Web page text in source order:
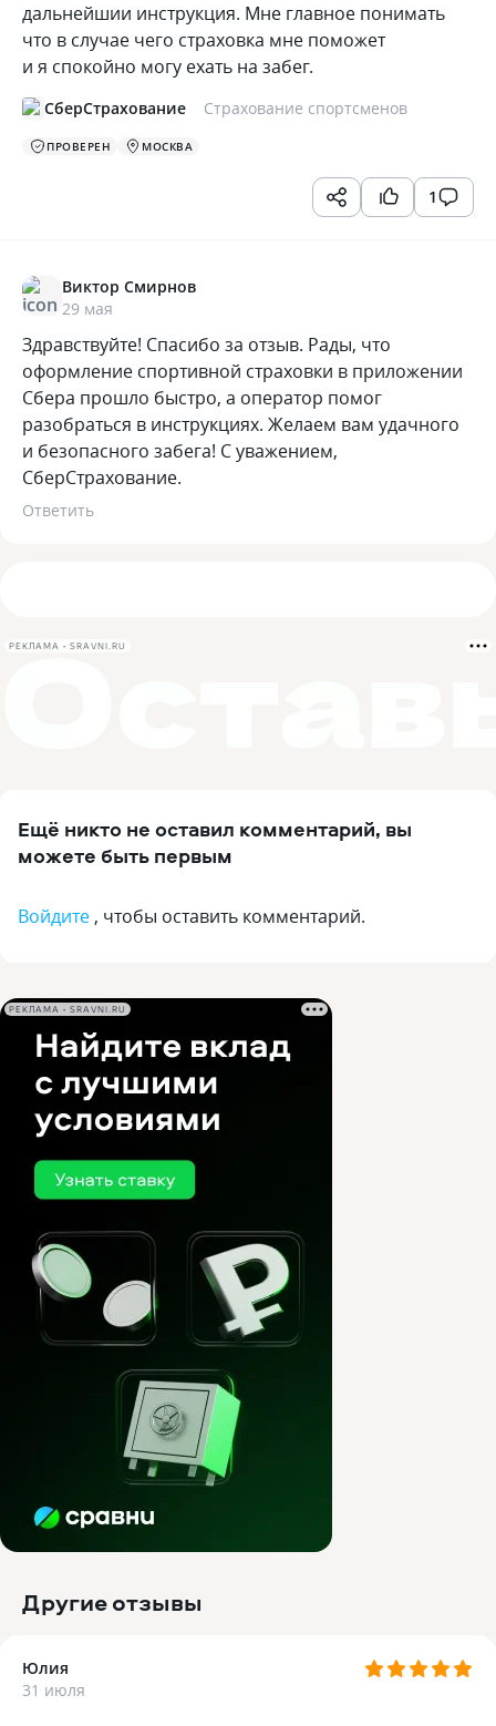
дальнейшии инструкция. Мне главное понимать
что в случае чего страховка мне поможет
и я спокойно могу ехать на забег.
СберСтрахование Страхование спортсменов
ПРОВЕРЕН МОСКВА
1
Виктор Смирнов
29 мая
Здравствуйте! Спасибо за отзыв. Рады, что
оформление спортивной страховки в приложении
Сбера прошло быстро, а оператор помог
разобраться в инструкциях. Желаем вам удачного
и безопасного забега! С уважением,
СберСтрахование.
Ответить
РЕКЛАМА • SRAVNI.RU
Ещё никто не оставил комментарий, вы
можете быть первым
Войдите , чтобы оставить комментарий.
РЕКЛАМА • SRAVNI.RU
Другие отзывы
Юлия
31 июля